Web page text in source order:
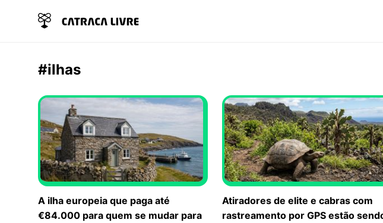
#ilhas
A ilha europeia que paga até
€84.000 para quem se mudar para
Atiradores de elite e cabras com
rastreamento por GPS estão